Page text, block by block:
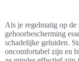
Als je regelmatig op
gehoorbescherming
schadelijke geluiden.
oncomfortabel zijn en